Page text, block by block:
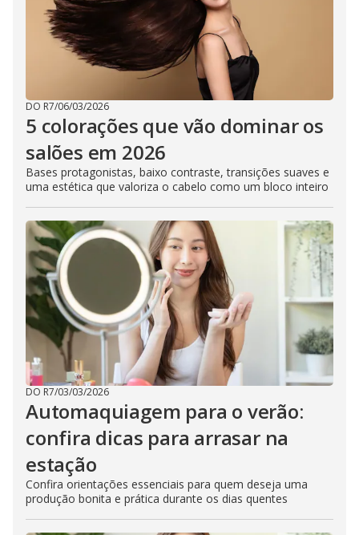
DO R7/06/03/2026
5 colorações que vão dominar os
salões em 2026
Bases protagonistas, baixo contraste, transições suaves e
uma estética que valoriza o cabelo como um bloco inteiro
DO R7/03/03/2026
Automaquiagem para o verão:
confira dicas para arrasar na
estação
Confira orientações essenciais para quem deseja uma
produção bonita e prática durante os dias quentes